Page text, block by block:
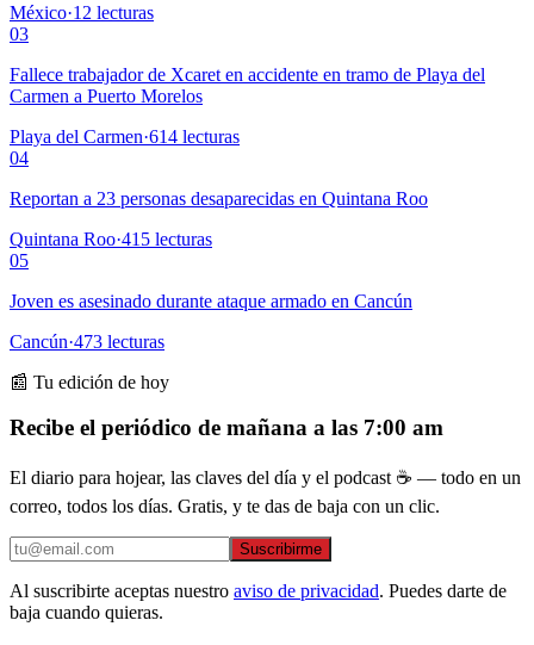
México·12 lecturas
03
Fallece trabajador de Xcaret en accidente en tramo de Playa del
Carmen a Puerto Morelos
Playa del Carmen·614 lecturas
04
Reportan a 23 personas desaparecidas en Quintana Roo
Quintana Roo·415 lecturas
05
Joven es asesinado durante ataque armado en Cancún
Cancún·473 lecturas
📰 Tu edición de hoy
Recibe el periódico de mañana a las 7:00 am
El diario para hojear, las claves del día y el podcast ☕ — todo en un
correo, todos los días. Gratis, y te das de baja con un clic.
Suscribirme
Al suscribirte aceptas nuestro aviso de privacidad. Puedes darte de
baja cuando quieras.